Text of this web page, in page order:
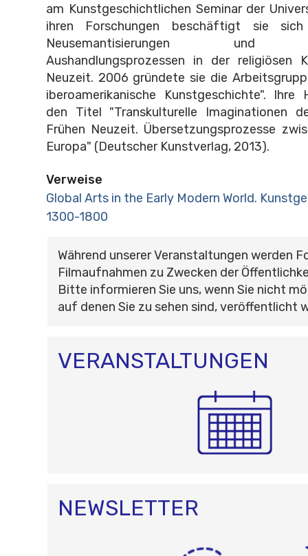
am Kunstgeschichtlichen Seminar der
ihren Forschungen beschäftigt sie
Neusemantisierungen und
Aushandlungsprozessen in der religiösen
Neuzeit. 2006 gründete sie die
iberoamerikanische Kunstgeschichte".
den Titel "Transkulturelle Imaginationen
Frühen Neuzeit. Übersetzungsprozesse
Europa" (Deutscher Kunstverlag, 2013).
Verweise
Global Arts in the Early Modern World.
1300-1800
Während unserer Veranstaltungen werden
Filmaufnahmen zu Zwecken der
Bitte informieren Sie uns, wenn Sie nicht
auf denen Sie zu sehen sind, veröffentlicht
VERANSTALTUNGEN
NEWSLETTER